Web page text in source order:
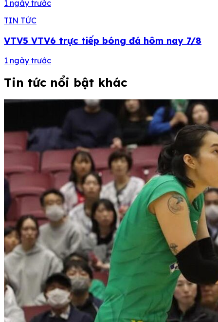
1 ngày trước
TIN TỨC
VTV5 VTV6 trực tiếp bóng đá hôm nay 7/8
1 ngày trước
Tin tức nổi bật khác